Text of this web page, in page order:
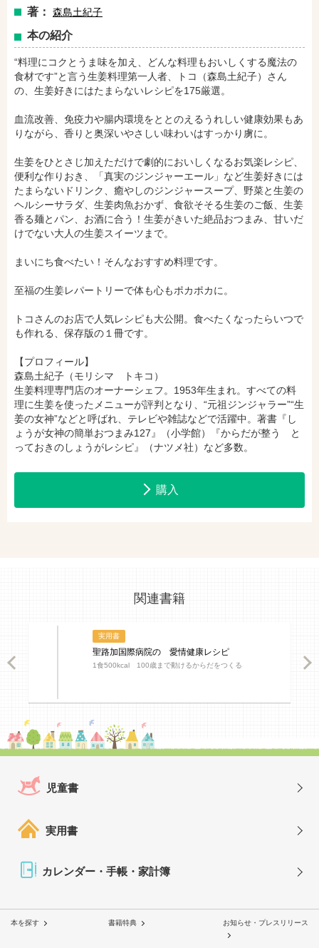
著： 森島土紀子
本の紹介
“料理にコクとうま味を加え、どんな料理もおいしくする魔法の
食材です”と言う生姜料理第一人者、トコ（森島土紀子）さん
の、生姜好きにはたまらないレシピを175厳選。
血流改善、免疫力や腸内環境をととのえるうれしい健康効果もあ
りながら、香りと奥深いやさしい味わいはすっかり虜に。
生姜をひとさじ加えただけで劇的においしくなるお気楽レシピ、
便利な作りおき、「真実のジンジャーエール」など生姜好きには
たまらないドリンク、癒やしのジンジャースープ、野菜と生姜の
ヘルシーサラダ、生姜肉魚おかず、食欲そそる生姜のご飯、生姜
香る麺とパン、お酒に合う！生姜がきいた絶品おつまみ、甘いだ
けでない大人の生姜スイーツまで。
まいにち食べたい！そんなおすすめ料理です。
至福の生姜レパートリーで体も心もポカポカに。
トコさんのお店で人気レシピも大公開。食べたくなったらいつで
も作れる、保存版の１冊です。
【プロフィール】
森島土紀子（モリシマ トキコ）
生姜料理専門店のオーナーシェフ。1953年生まれ。すべての料
理に生姜を使ったメニューが評判となり、“元祖ジンジャラー”“生
姜の女神”などと呼ばれ、テレビや雑誌などで活躍中。著書『し
ょうが女神の簡単おつまみ127』（小学館）『からだが整う と
っておきのしょうがレシピ』（ナツメ社）など多数。
購入
amazonで購入 楽天ブックスで購入
セブンネットショッピングで購入 紀伊國屋書店で購入
e-honで購入
hontoで購入 ヨドバシ.comで購入
関連書籍
実用書
聖路加国際病院の 愛情健康レシピ
1食500kcal 100歳まで動けるからだをつくる
児童書
実用書
カレンダー・手帳・家計簿
本を探す 書籍特典 お知らせ・プレスリリース